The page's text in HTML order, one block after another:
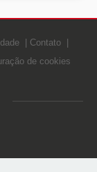
Contato
de cookies